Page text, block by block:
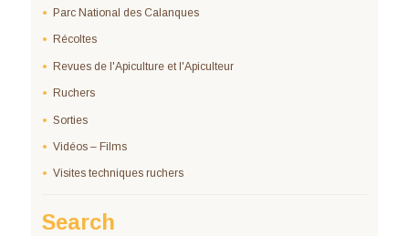
Parc National des Calanques
Récoltes
Revues de l'Apiculture et l'Apiculteur
Ruchers
Sorties
Vidéos – Films
Visites techniques ruchers
Search